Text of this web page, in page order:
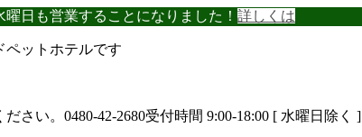
日も営業することになりました！ 詳しくは
ペットホテルです
さい。 0480-42-2680受付時間 9:00-18:00 [ 水曜日除く ]